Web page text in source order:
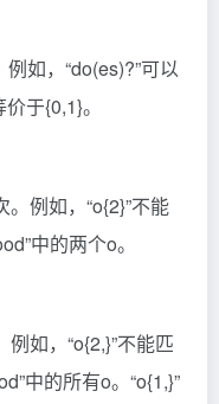
如，“do(es)?”可以
于{0,1}。
例如，“o{2}”不能
中的两个o。
如，“o{2,}”不能匹
中的所有o。“o{1,}”